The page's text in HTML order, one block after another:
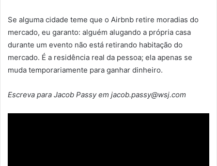
Se alguma cidade teme que o Airbnb retire moradias do
mercado, eu garanto: alguém alugando a própria casa
durante um evento não está retirando habitação do
mercado. É a residência real da pessoa; ela apenas se
muda temporariamente para ganhar dinheiro.
Escreva para Jacob Passy em jacob.passy@wsj.com